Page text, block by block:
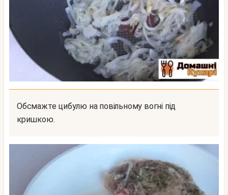
Обсмажте цибулю на повільному вогні під
кришкою.